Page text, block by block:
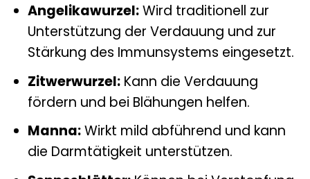
Angelikawurzel:Wird traditionell zur
Unterstützung der Verdauung und zur
Stärkung des Immunsystems eingesetzt.
Zitwerwurzel:Kann die Verdauung
fördern und bei Blähungen helfen.
Manna:Wirkt mild abführend und kann
die Darmtätigkeit unterstützen.